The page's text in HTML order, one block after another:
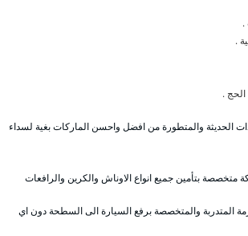
.
.
.
الحديثة والمتطورة من افضل واحسن الماركات بغية لسداء
متخصصة بتأمين جميع انواع الاوناش والكرين والرافعات
المتدربة والمتخصصة برفع السيارة الى السطحة دون اي